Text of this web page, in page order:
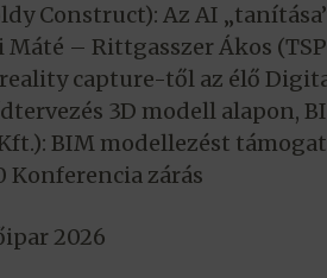
Construct): Az AI
Máté – Rittgasszer Ákos
capture-től az élő
3D modell alapon,
BIM modellezést
Konferencia zárás
2026